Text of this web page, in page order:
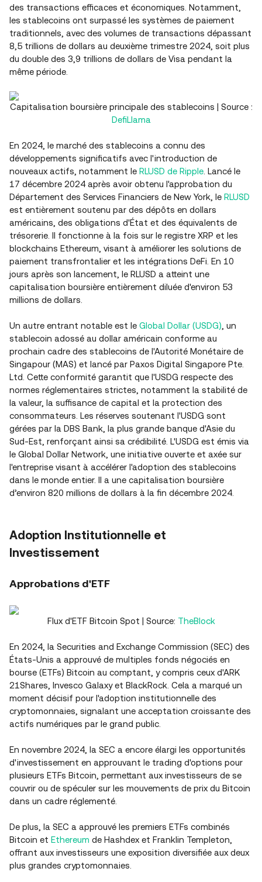
des transactions efficaces et économiques. Notamment,
les stablecoins ont surpassé les systèmes de paiement
traditionnels, avec des volumes de transactions dépassant
8,5 trillions de dollars au deuxième trimestre 2024, soit plus
du double des 3,9 trillions de dollars de Visa pendant la
même période.
Capitalisation boursière principale des stablecoins | Source :
DefiLlama
En 2024, le marché des stablecoins a connu des
développements significatifs avec l'introduction de
nouveaux actifs, notamment le RLUSD de Ripple . Lancé le
17 décembre 2024 après avoir obtenu l'approbation du
Département des Services Financiers de New York, le RLUSD
est entièrement soutenu par des dépôts en dollars
américains, des obligations d'État et des équivalents de
trésorerie. Il fonctionne à la fois sur le registre XRP et les
blockchains Ethereum, visant à améliorer les solutions de
paiement transfrontalier et les intégrations DeFi. En 10
jours après son lancement, le RLUSD a atteint une
capitalisation boursière entièrement diluée d'environ 53
millions de dollars.
Un autre entrant notable est le Global Dollar (USDG) , un
stablecoin adossé au dollar américain conforme au
prochain cadre des stablecoins de l'Autorité Monétaire de
Singapour (MAS) et lancé par Paxos Digital Singapore Pte.
Ltd. Cette conformité garantit que l'USDG respecte des
normes réglementaires strictes, notamment la stabilité de
la valeur, la suffisance de capital et la protection des
consommateurs. Les réserves soutenant l'USDG sont
gérées par la DBS Bank, la plus grande banque d'Asie du
Sud-Est, renforçant ainsi sa crédibilité. L'USDG est émis via
le Global Dollar Network, une initiative ouverte et axée sur
l'entreprise visant à accélérer l'adoption des stablecoins
dans le monde entier. Il a une capitalisation boursière
d’environ 820 millions de dollars à la fin décembre 2024.
Adoption Institutionnelle et
Investissement
Approbations d'ETF
Flux d'ETF Bitcoin Spot | Source: TheBlock
En 2024, la Securities and Exchange Commission (SEC) des
États-Unis a approuvé de multiples fonds négociés en
bourse (ETFs) Bitcoin au comptant, y compris ceux d'ARK
21Shares, Invesco Galaxy et BlackRock. Cela a marqué un
moment décisif pour l'adoption institutionnelle des
cryptomonnaies, signalant une acceptation croissante des
actifs numériques par le grand public.
En novembre 2024, la SEC a encore élargi les opportunités
d'investissement en approuvant le trading d'options pour
plusieurs ETFs Bitcoin, permettant aux investisseurs de se
couvrir ou de spéculer sur les mouvements de prix du Bitcoin
dans un cadre réglementé.
De plus, la SEC a approuvé les premiers ETFs combinés
Bitcoin et Ethereum de Hashdex et Franklin Templeton,
offrant aux investisseurs une exposition diversifiée aux deux
plus grandes cryptomonnaies.